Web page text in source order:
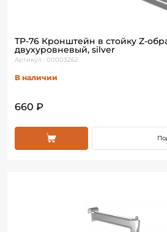
ТР-76 Кронштейн в стойку Z-
двухуровневый, silver
Артикул : 00003262
В наличии
660 ₽